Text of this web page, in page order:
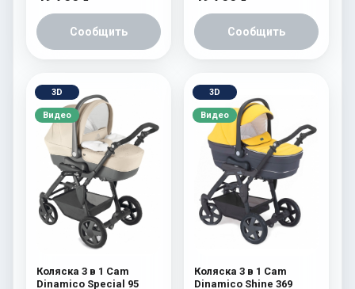
Сообщить Сообщить
3D
Видео
Коляска 3 в 1 Cam
Dinamico Special 95
3D
Видео
Коляска 3 в 1 Cam
Dinamico Shine 369